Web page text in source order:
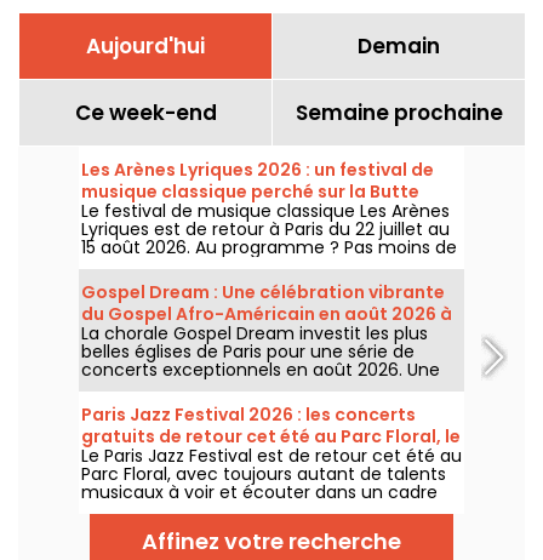
Aujourd'hui Demain
Ce week-end Semaine prochaine
Les Arènes Lyriques 2026 : un festival de
musique classique perché sur la Butte
Montmartre
Le festival de musique classique Les Arènes
Lyriques est de retour à Paris du 22 juillet au
15 août 2026. Au programme ? Pas moins de
16 concerts donnés au sein des Arènes de
Montmartre, un cadre idyllique pour écouter
les grands classiques.
Gospel Dream : Une célébration vibrante
du Gospel Afro-Américain en août 2026 à
Paris
La chorale Gospel Dream investit les plus
belles églises de Paris pour une série de
concerts exceptionnels en août 2026. Une
expérience musicale unique qui célèbre
l'espoir, l'unité et la résilience à travers les
chants authentiques de l'Église Afro-
Américaine.
Paris Jazz Festival 2026 : les concerts
gratuits de retour cet été au Parc Floral, le
programme
Le Paris Jazz Festival est de retour cet été au
Parc Floral, avec toujours autant de talents
musicaux à voir et écouter dans un cadre
bucolique. Voici le programme des concerts
gratuits à découvrir du 24 juin au 6
septembre 2026 !
Affinez votre recherche